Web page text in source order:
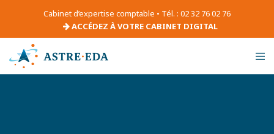
Cabinet d’expertise comptable • Tél. : 02 32 76 02 76
ACCÉDEZ À VOTRE CABINET DIGITAL